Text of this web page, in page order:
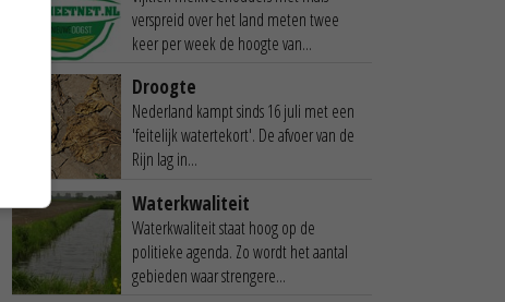
verspreid over het land meten twee
keer per week de hoogte van...
Droogte
Nederland kampt sinds 16 juli met een
'feitelijk watertekort'. De afvoer van de
Rijn lag in...
Waterkwaliteit
Waterkwaliteit staat hoog op de
politieke agenda. Zo wordt het aantal
gebieden waar strengere...